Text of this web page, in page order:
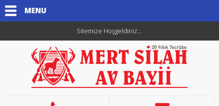
MENU
Sitemize Hoşgeldiniz...